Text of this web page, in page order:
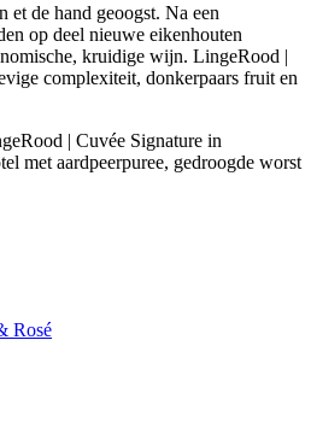
et de hand geoogst. Na een
op deel nieuwe eikenhouten
kruidige wijn. LingeRood |
complexiteit, donkerpaars fruit en
| Cuvée Signature in
met aardpeerpuree, gedroogde worst
Rosé